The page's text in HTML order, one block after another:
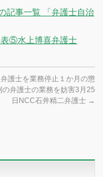
記事一覧 「弁護士自治
表⑤水上博喜弁護士
弁護士を業務停止１か月の懲
の弁護士の業務を妨害3月25
日NCC石井精二弁護士 →